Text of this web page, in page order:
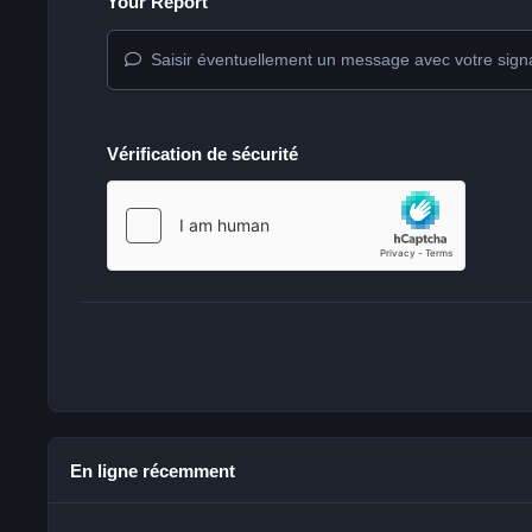
Saisir éventuellement un message avec votre
Vérification de sécurité
En ligne récemment